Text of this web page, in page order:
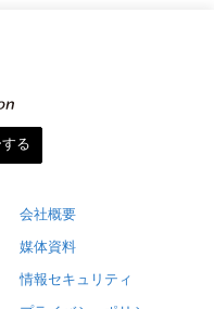
る
会社概要
媒体資料
情報セキュリティ